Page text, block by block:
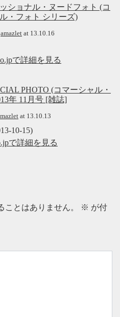
ショナル・ヌードフォト (コ
・フォト シリーズ)
amazlet at 13.10.16
で詳細を見る
PHOTO (コマーシャル・
年 11月号 [雑誌]
at 13.10.13
10-15)
で詳細を見る
ことはありません。 ※ が付